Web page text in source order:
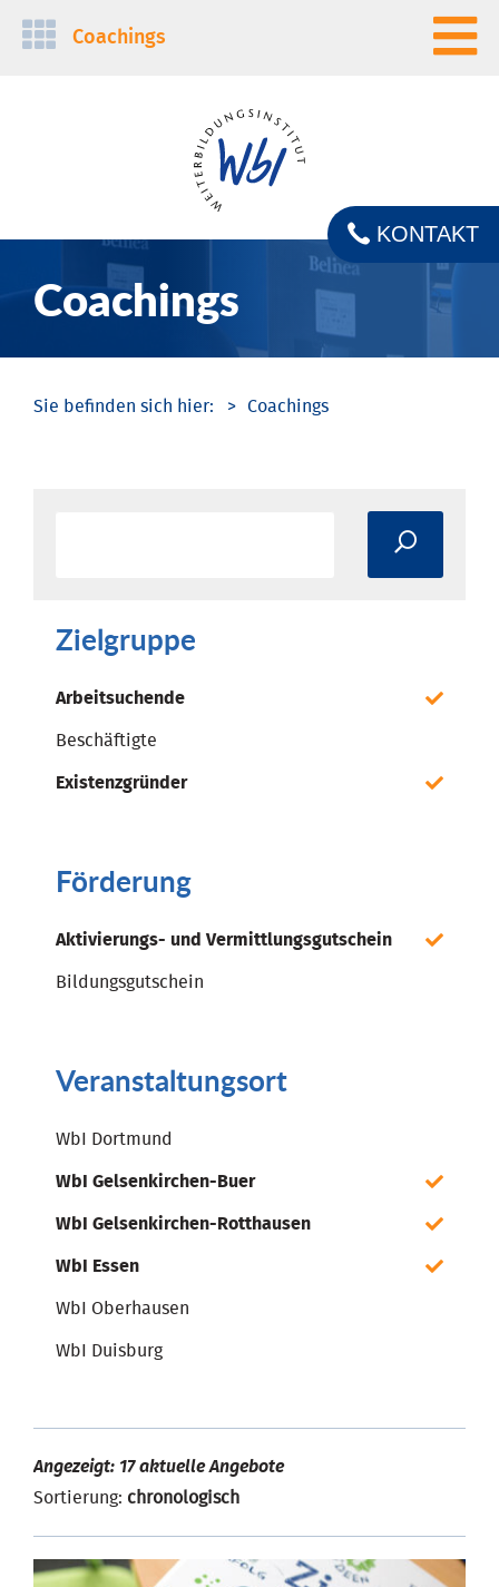
Navigation
Coachings
Coachings
KONTAKT
Coachings
Zielgruppe
Arbeitsuchende
Beschäftigte
Existenzgründer
Förderung
Aktivierungs- und Vermittlungsgutschein
Bildungsgutschein
Veranstaltungsort
WbI Dortmund
WbI Gelsenkirchen-Buer
WbI Gelsenkirchen-Rotthausen
WbI Essen
WbI Oberhausen
WbI Duisburg
Angezeigt: 17 aktuelle Angebote
Sortierung: chronologisch